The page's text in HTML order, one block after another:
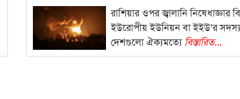
রাশিয়ার ওপর জ্বালানি নিষেধাজ্ঞার
ইউরোপীয় ইউনিয়ন বা ইইউ’র সদস্য
দেশগুলো ঐক্যমত্যে বিস্তারিত...